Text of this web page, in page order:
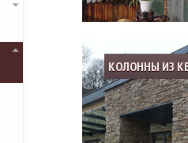
КОЛОННЫ ИЗ